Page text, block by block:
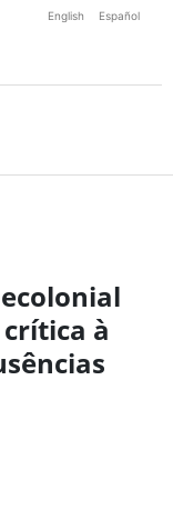
English Español
à